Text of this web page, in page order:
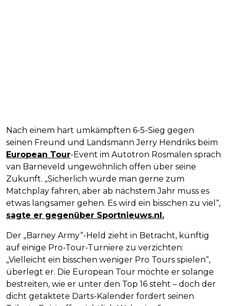
Nach einem hart umkämpften 6-5-Sieg gegen
seinen Freund und Landsmann Jerry Hendriks beim
European Tour-Event im Autotron Rosmalen sprach
van Barneveld ungewöhnlich offen über seine
Zukunft. „Sicherlich würde man gerne zum
Matchplay fahren, aber ab nächstem Jahr muss es
etwas langsamer gehen. Es wird ein bisschen zu viel“,
sagte er gegenüber Sportnieuws.nl.
Der „Barney Army“-Held zieht in Betracht, künftig
auf einige Pro-Tour-Turniere zu verzichten:
„Vielleicht ein bisschen weniger Pro Tours spielen“,
überlegt er. Die European Tour möchte er solange
bestreiten, wie er unter den Top 16 steht – doch der
dicht getaktete Darts-Kalender fordert seinen